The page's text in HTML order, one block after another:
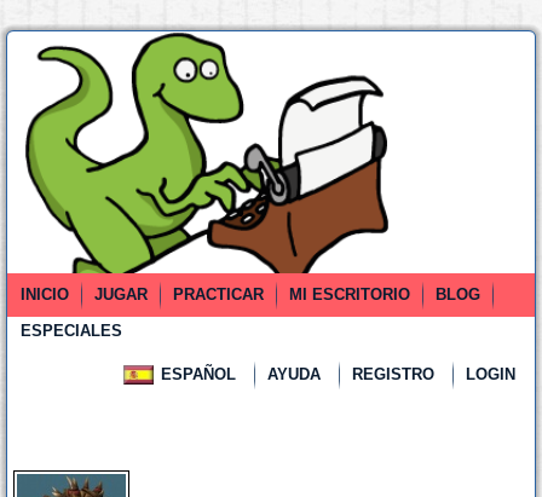
INICIO JUGAR PRACTICAR MI ESCRITORIO
BLOG
ESPECIALES
ESPAÑOL AYUDA REGISTRO LOGIN